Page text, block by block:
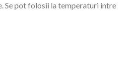
Se pot folosii la temperaturi intre